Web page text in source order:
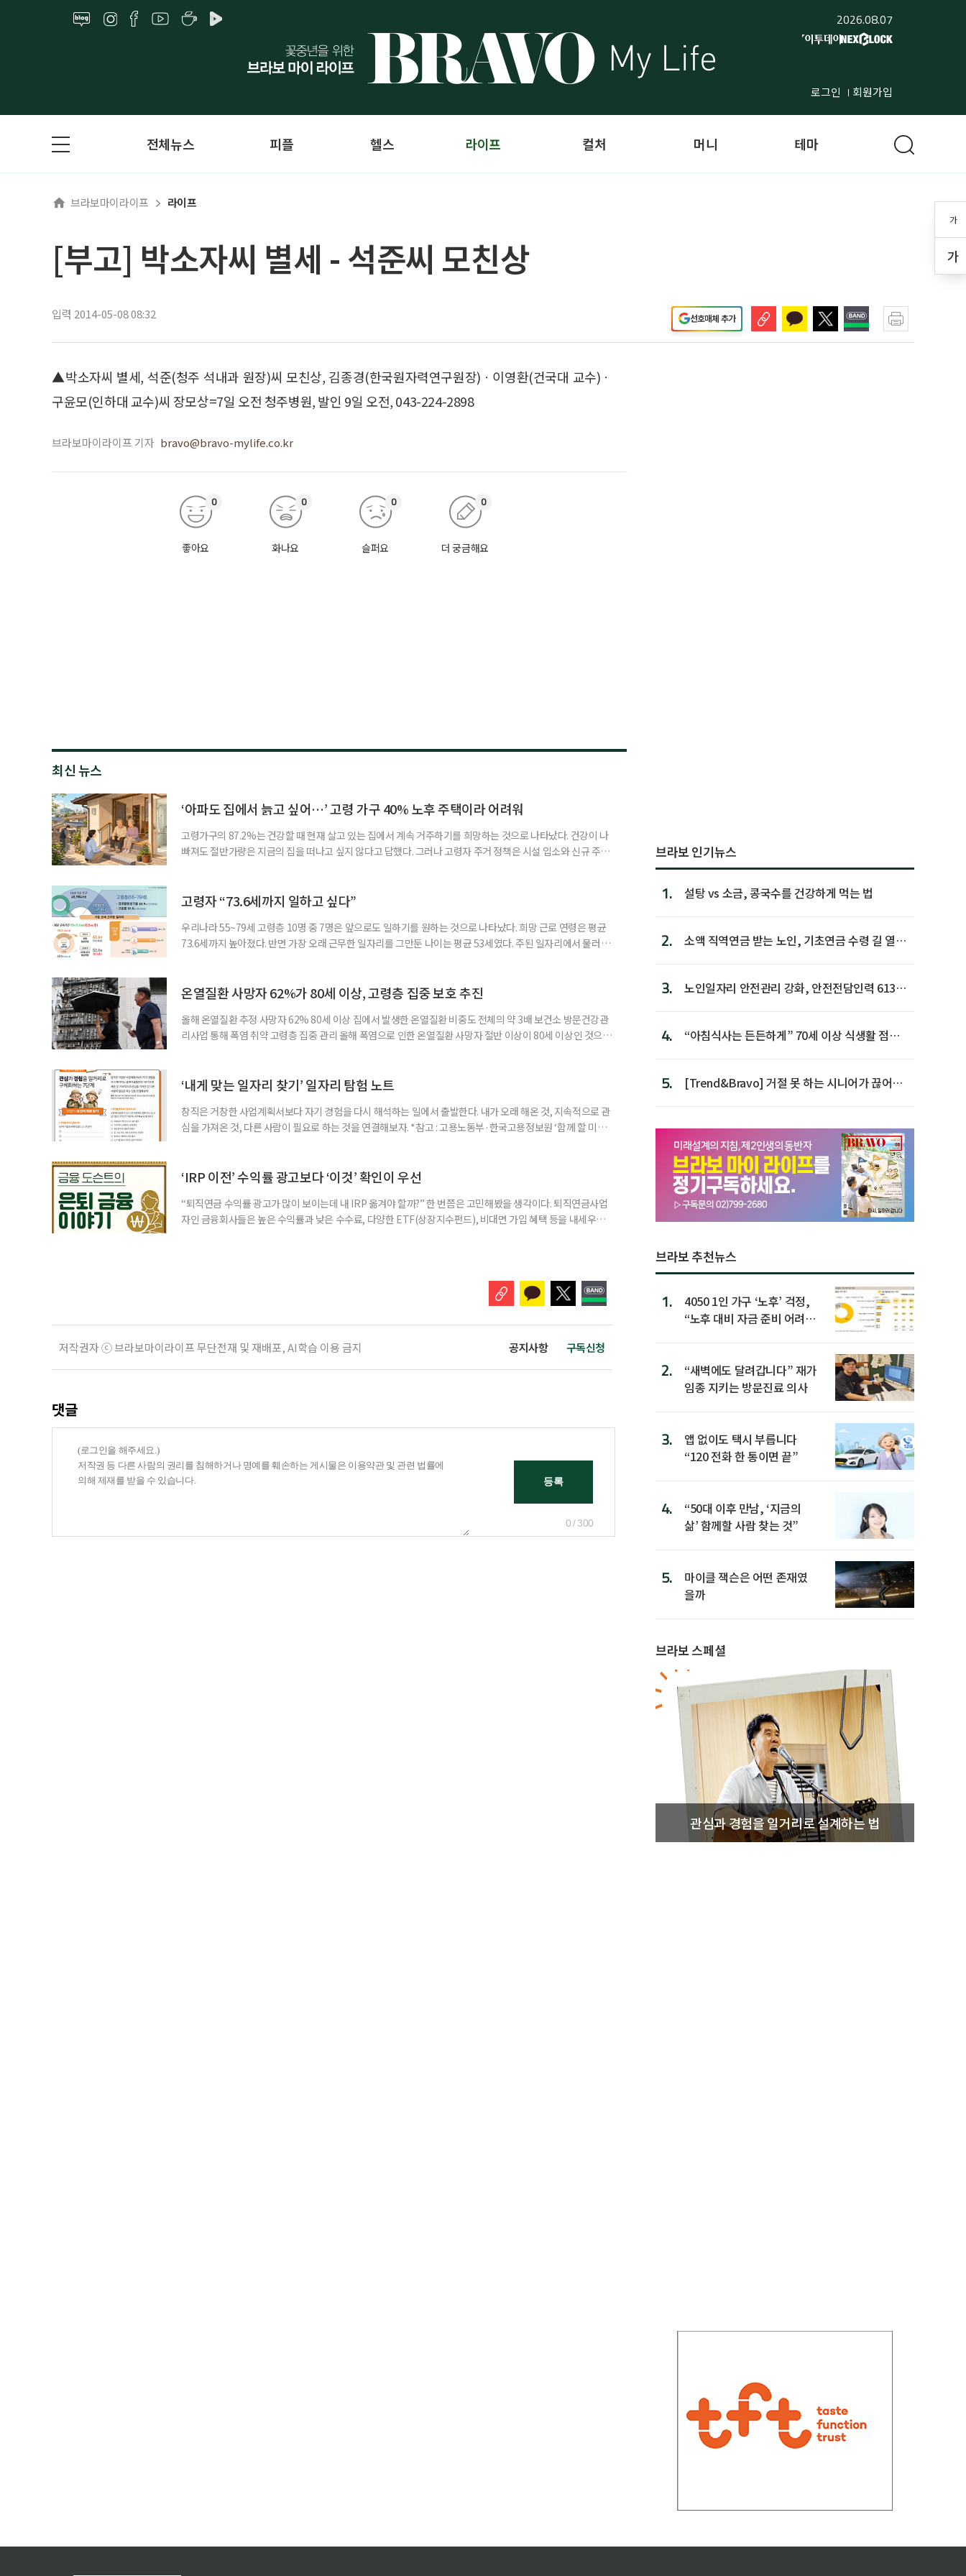
2026.08.07
로그인 회원가입
가
가
전체뉴스 피플 헬스 라이프 컬처 머니 테마
브라보마이라이프 라이프
[부고] 박소자씨 별세 - 석준씨 모친상
입력 2014-05-08 08:32 선호매체 추가
▲박소자씨 별세, 석준(청주 석내과 원장)씨 모친상, 김종경(한국원자력연구원장)ㆍ이영환(건국대 교수)ㆍ
구윤모(인하대 교수)씨 장모상=7일 오전 청주병원, 발인 9일 오전, 043-224-2898
브라보마이라이프 기자 bravo@bravo-mylife.co.kr
좋아요
0
화나요
0
슬퍼요
0
더 궁금해요
0
최신 뉴스
‘아파도 집에서 늙고 싶어…’ 고령 가구 40% 노후 주택이라 어려워
고령가구의 87.2%는 건강할 때 현재 살고 있는 집에서 계속 거주하기를 희망하는 것으로 나타났다. 건강이 나
빠져도 절반가량은 지금의 집을 떠나고 싶지 않다고 답했다. 그러나 고령자 주거 정책은 시설 입소와 신규 주택
여름호에 실린 ‘통합돌봄 시행에 따른 고령자 주거-돌봄 협업 체계 구축 방안’ 보고서는 고
고령자 “73.6세까지 일하고 싶다”
우리나라 55~79세 고령층 10명 중 7명은 앞으로도 일하기를 원하는 것으로 나타났다. 희망 근로 연령은 평균
73.6세까지 높아졌다. 반면 가장 오래 근무한 일자리를 그만둔 나이는 평균 53세였다. 주된 일자리에서 물러난
7000명으로, 1년 전보다 57만 명 증가했다. 15세 이상 인구에서 차지하는 비중은
온열질환 사망자 62%가 80세 이상, 고령층 집중 보호 추진
올해 온열질환 추정 사망자 62% 80세 이상 집에서 발생한 온열질환 비중도 전체의 약 3배 보건소 방문건강관
리사업 통해 폭염 취약 고령층 집중 관리 올해 폭염으로 인한 온열질환 사망자 절반 이상이 80세 이상인 것으로
고령층은 825명(33.8%), 80세 이상은 300명(12.3%)으로 집계됐다. 연령별 환자 수
‘내게 맞는 일자리 찾기’ 일자리 탐험 노트
창직은 거창한 사업계획서보다 자기 경험을 다시 해석하는 일에서 출발한다. 내가 오래 해온 것, 지속적으로 관
심을 가져온 것, 다른 사람이 필요로 하는 것을 연결해보자. *참고 : 고용노동부·한국고용정보원 ‘함께 할 미래
2._______________ 3._______________ ▷ 그중 내가 직접 해볼 만
‘IRP 이전’ 수익률 광고보다 ‘이것’ 확인이 우선
“퇴직연금 수익률 광고가 많이 보이는데 내 IRP 옮겨야 할까?” 한 번쯤은 고민해봤을 생각이다. 퇴직연금사업
자인 금융회사들은 높은 수익률과 낮은 수수료, 다양한 ETF(상장지수펀드), 비대면 가입 혜택 등을 내세우며
저작권자 ⓒ 브라보마이라이프 무단전재 및 재배포, AI학습 이용 금지 공지사항 구독신청
댓글
0 / 300
브라보 인기뉴스
1. 설탕 vs 소금, 콩국수를 건강하게 먹는 법
2.
소액 직역연금 받는 노인, 기초연금 수령 길 열린
3.
노인일자리 안전관리 강화, 안전전담인력 613명
4.
“아침식사는 든든하게” 70세 이상 식생활 점수
5.
[Trend&Bravo] 거절 못 하는 시니어가 끊어야
브라보 추천뉴스
1.
4050 1인 가구 ‘노후’ 걱정,
“노후 대비 자금 준비 어려
2.
“새벽에도 달려갑니다” 재가
임종 지키는 방문진료 의사
3.
앱 없이도 택시 부릅니다
“120 전화 한 통이면 끝”
4.
“50대 이후 만남, ‘지금의
삶’ 함께할 사람 찾는 것”
5.
마이클 잭슨은 어떤 존재였
을까
브라보 스페셜
관심과 경험을 일거리로 설계하는 법